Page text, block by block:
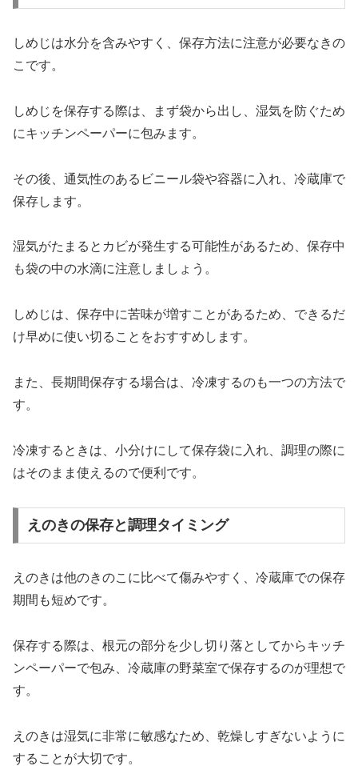
しめじは水分を含みやすく、保存方法に注意が必要なきの
こです。
しめじを保存する際は、まず袋から出し、湿気を防ぐため
にキッチンペーパーに包みます。
その後、通気性のあるビニール袋や容器に入れ、冷蔵庫で
保存します。
湿気がたまるとカビが発生する可能性があるため、保存中
も袋の中の水滴に注意しましょう。
しめじは、保存中に苦味が増すことがあるため、できるだ
け早めに使い切ることをおすすめします。
また、長期間保存する場合は、冷凍するのも一つの方法で
す。
冷凍するときは、小分けにして保存袋に入れ、調理の際に
はそのまま使えるので便利です。
えのきの保存と調理タイミング
えのきは他のきのこに比べて傷みやすく、冷蔵庫での保存
期間も短めです。
保存する際は、根元の部分を少し切り落としてからキッチ
ンペーパーで包み、冷蔵庫の野菜室で保存するのが理想で
す。
えのきは湿気に非常に敏感なため、乾燥しすぎないように
することが大切です。